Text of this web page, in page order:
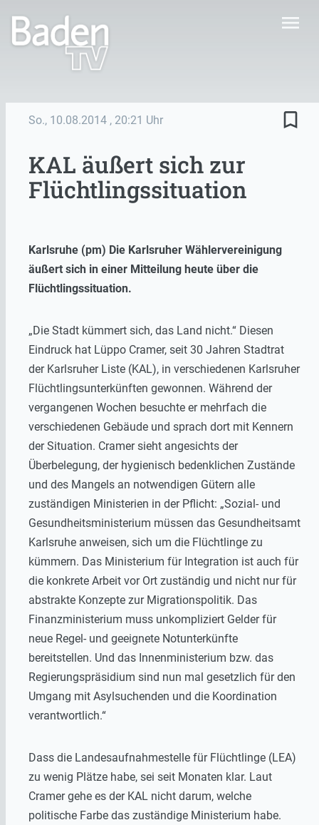
menu
So., 10.08.2014 , 20:21 Uhr bookmark_border
KAL äußert sich zur
Flüchtlingssituation
Karlsruhe (pm) Die Karlsruher Wählervereinigung
äußert sich in einer Mitteilung heute über die
Flüchtlingssituation.
„Die Stadt kümmert sich, das Land nicht.“ Diesen
Eindruck hat Lüppo Cramer, seit 30 Jahren Stadtrat
der Karlsruher Liste (KAL), in verschiedenen Karlsruher
Flüchtlingsunterkünften gewonnen. Während der
vergangenen Wochen besuchte er mehrfach die
verschiedenen Gebäude und sprach dort mit Kennern
der Situation. Cramer sieht angesichts der
Überbelegung, der hygienisch bedenklichen Zustände
und des Mangels an notwendigen Gütern alle
zuständigen Ministerien in der Pflicht: „Sozial- und
Gesundheitsministerium müssen das Gesundheitsamt
Karlsruhe anweisen, sich um die Flüchtlinge zu
kümmern. Das Ministerium für Integration ist auch für
die konkrete Arbeit vor Ort zuständig und nicht nur für
abstrakte Konzepte zur Migrationspolitik. Das
Finanzministerium muss unkompliziert Gelder für
neue Regel- und geeignete Notunterkünfte
bereitstellen. Und das Innenministerium bzw. das
Regierungspräsidium sind nun mal gesetzlich für den
Umgang mit Asylsuchenden und die Koordination
verantwortlich.“
Dass die Landesaufnahmestelle für Flüchtlinge (LEA)
zu wenig Plätze habe, sei seit Monaten klar. Laut
Cramer gehe es der KAL nicht darum, welche
politische Farbe das zuständige Ministerium habe.